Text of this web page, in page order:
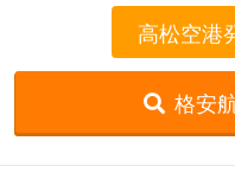
高松空港
格安